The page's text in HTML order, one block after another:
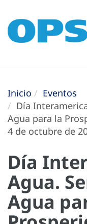
Inicio
Eventos
Día
Agua para la
4 de octubre de
Día
Agua.
Agua